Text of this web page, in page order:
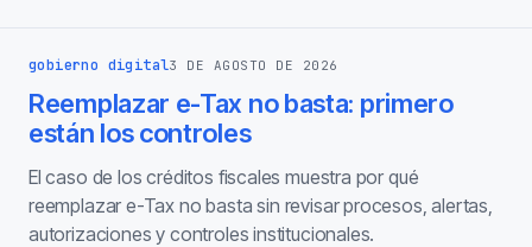
gobierno digital3 DE AGOSTO DE 2026
Reemplazar e-Tax no basta: primero
están los controles
El caso de los créditos fiscales muestra por qué
reemplazar e-Tax no basta sin revisar procesos, alertas,
autorizaciones y controles institucionales.